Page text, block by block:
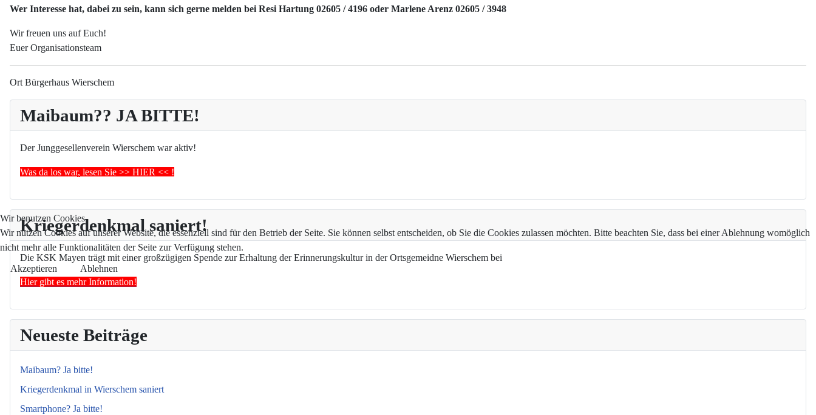
Maibaum?? JA BITTE!
Der Junggesellenverein Wierschem war aktiv!
Was da los war, lesen Sie >> HIER << !
Kriegerdenkmal saniert!
Die KSK Mayen trägt mit einer großzügigen Spende zur Erhaltung der Erinnerungskultur in der Ortsgemeidne Wierschem bei
Hier gibt es mehr Information!
Neueste Beiträge
Maibaum? Ja bitte!
Kriegerdenkmal in Wierschem saniert
Smartphone? Ja bitte!
Wer Interesse hat, dabei zu sein, kann sich gerne melden bei Resi Hartung 02605 / 4196 oder Marlene Arenz 02605 / 3948
Wir freuen uns auf Euch!
Euer Organisationsteam
Ort Bürgerhaus Wierschem
Wir benutzen Cookies
Wir nutzen Cookies auf unserer Website, die essenziell sind für den Betrieb der Seite. Sie können selbst entscheiden, ob Sie die Cookies zulassen möchten. Bitte beachten Sie, dass bei einer Ablehnung womöglich
nicht mehr alle Funktionalitäten der Seite zur Verfügung stehen.
Akzeptieren Ablehnen